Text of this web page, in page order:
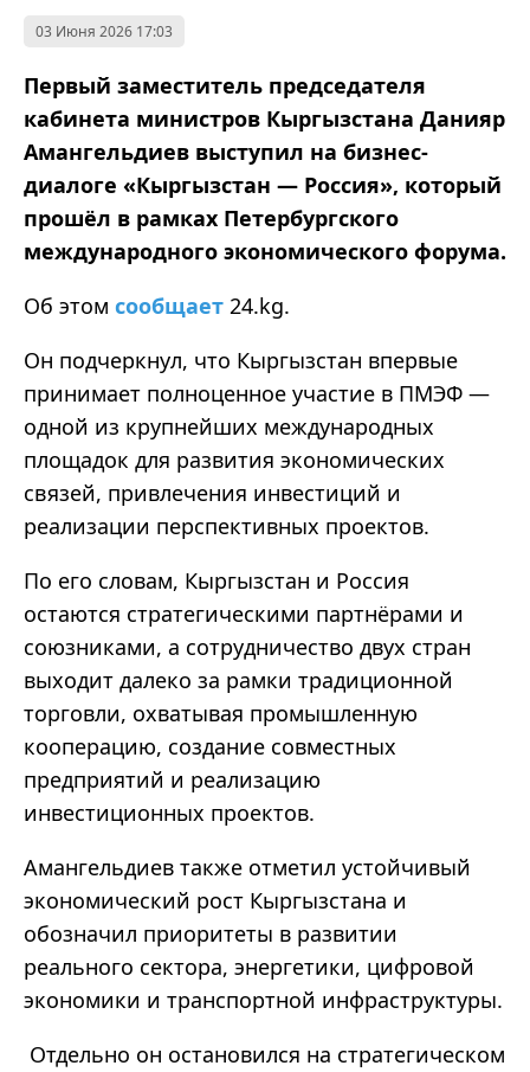
03 Июня 2026 17:03
Первый заместитель председателя
кабинета министров Кыргызстана Данияр
Амангельдиев выступил на бизнес-
диалоге «Кыргызстан — Россия», который
прошёл в рамках Петербургского
международного экономического форума.
Об этом сообщает 24.kg.
Он подчеркнул, что Кыргызстан впервые
принимает полноценное участие в ПМЭФ —
одной из крупнейших международных
площадок для развития экономических
связей, привлечения инвестиций и
реализации перспективных проектов.
По его словам, Кыргызстан и Россия
остаются стратегическими партнёрами и
союзниками, а сотрудничество двух стран
выходит далеко за рамки традиционной
торговли, охватывая промышленную
кооперацию, создание совместных
предприятий и реализацию
инвестиционных проектов.
Амангельдиев также отметил устойчивый
экономический рост Кыргызстана и
обозначил приоритеты в развитии
реального сектора, энергетики, цифровой
экономики и транспортной инфраструктуры.
Отдельно он остановился на стратегическом